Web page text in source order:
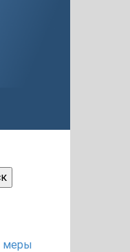
меры